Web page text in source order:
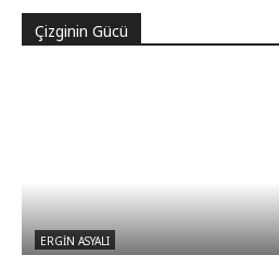
Çizginin Gücü
ERGIN ASYALI